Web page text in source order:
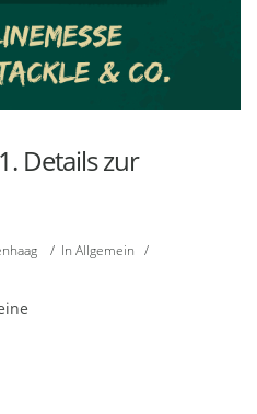
Details zur
/ In Allgemein /